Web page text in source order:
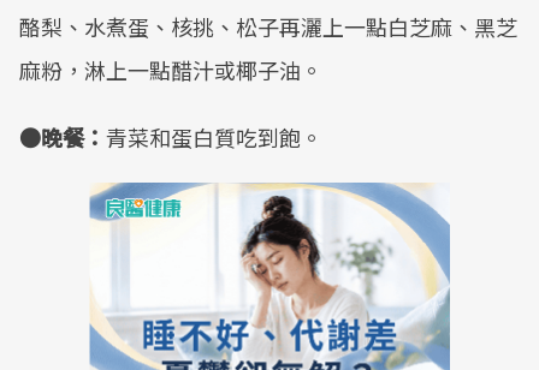
酪梨、水煮蛋、核挑、松子再灑上一點白芝麻、黑芝
麻粉，淋上一點醋汁或椰子油。
●晚餐： 青菜和蛋白質吃到飽。